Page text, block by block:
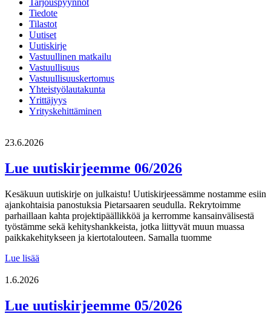
Tiedote
Tilastot
Uutiset
Uutiskirje
Vastuullinen matkailu
Vastuullisuus
Vastuullisuuskertomus
Yhteistyölautakunta
Yrittäjyys
Yrityskehittäminen
23.6.2026
Lue uutiskirjeemme 06/2026
Kesäkuun uutiskirje on julkaistu! Uutiskirjeessämme nostamme esiin
ajankohtaisia panostuksia Pietarsaaren seudulla. Rekrytoimme
parhaillaan kahta projektipäällikköä ja kerromme kansainvälisestä
työstämme sekä kehityshankkeista, jotka liittyvät muun muassa
paikkakehitykseen ja kiertotalouteen. Samalla tuomme
Lue lisää
1.6.2026
Lue uutiskirjeemme 05/2026